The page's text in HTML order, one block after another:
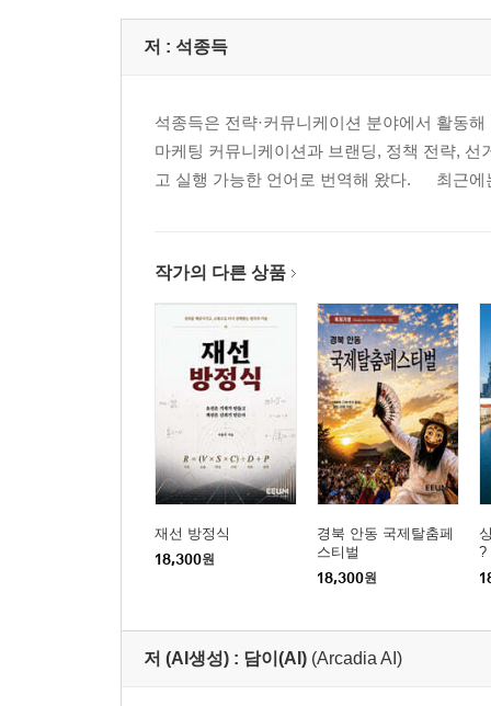
10장. 오스만이 뚫어낸 곧은 길
11장. 같은 얼굴로 정리된 거리
4부. 근대는 넓어지고 속도는 바뀌었다
13장. 에펠탑이 던진 새로운 물음
14장. 기차역이 바꾼 파리의 속도
5부. 경계는 넓어지고 선택은 깊어진다
17장. 자동차의 성벽이 된 페리페리크
18장. 라 데팡스가 택한 분리의 지혜
19장. 파리 플라주가 돌려준 걷는 시간
20장. 내일의 파리가 묻는 축적의 뜻
에필로그 : 파리의 시간은 아직 끝나지 않았다
저 : 석종득
석종득은 전략·커뮤니케이션 분야에서 활동
마케팅 커뮤니케이션과 브랜딩, 정책 전략,
고 실행 가능한 언어로 번역해 왔다. 최근에
작가의 다른 상품
재선 방정식
18,300원
경북 안동 국제탈춤페
스티벌
18,300원
?
저 (AI생성) : 담이(AI) (Arcadia AI)